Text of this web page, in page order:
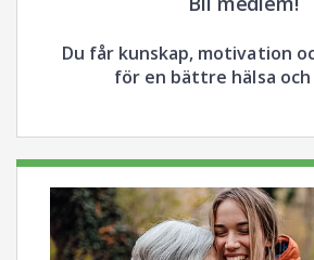
Du får kunskap, motivation
för en bättre hälsa